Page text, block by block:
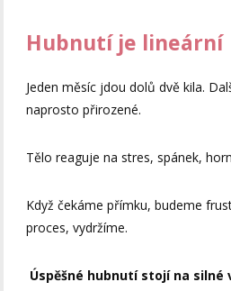
Hubnutí je lineární
Jeden měsíc jdou dolů dvě kila.
naprosto přirozené.
Tělo reaguje na stres, spánek,
Když čekáme přímku, budeme
proces, vydržíme.
Úspěšné hubnutí stojí na silné